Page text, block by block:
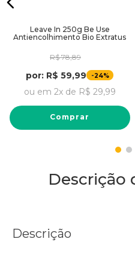
Leave In 250g Be Use
Antiencolhimento Bio Extratus
R$ 78,89
por: R$ 59,99 -24%
ou em 2x de R$ 29,99
Comprar
Descrição
Descrição